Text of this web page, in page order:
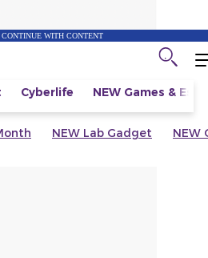
WITH CONTENT
Cyberlife NEW Games &
NEW Lab Gadget NEW